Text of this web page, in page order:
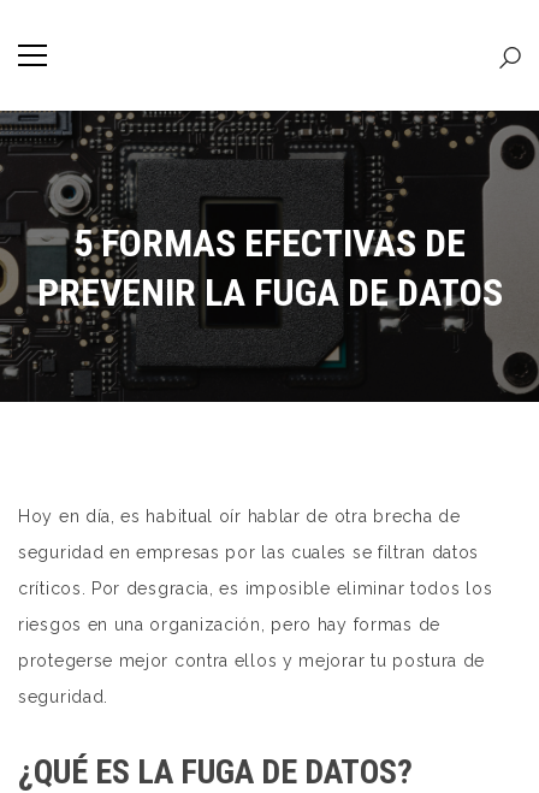
5 FORMAS EFECTIVAS DE
PREVENIR LA FUGA DE DATOS
Hoy en día, es habitual oír hablar de otra brecha de
seguridad en empresas por las cuales se filtran datos
críticos. Por desgracia, es imposible eliminar todos los
riesgos en una organización, pero hay formas de
protegerse mejor contra ellos y mejorar tu postura de
seguridad.
¿QUÉ ES LA FUGA DE DATOS?